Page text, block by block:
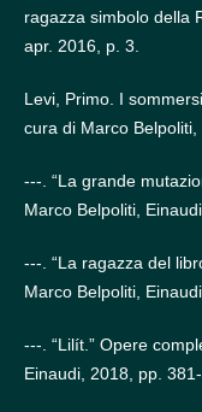
ragazza simbolo della
apr. 2016, p. 3.
Levi, Primo. I
cura di Marco Belpoliti,
---. “La grande
Marco Belpoliti,
---. “La ragazza del
Marco Belpoliti,
---. “Lilít.” Opere
Einaudi, 2018, pp. 381-